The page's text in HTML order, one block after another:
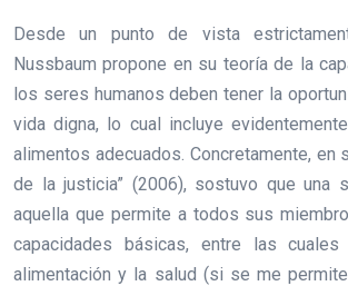
Desde un punto de vista
Nussbaum propone en su teoría de la
los seres humanos deben tener la
vida digna, lo cual incluye
alimentos adecuados. Concretamente, en
de la justicia” (2006), sostuvo que una
aquella que permite a todos sus
capacidades básicas, entre las
alimentación y la salud (si se me